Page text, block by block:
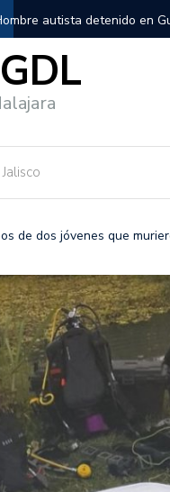
gigantes recorrerán
Jalisco
de dos jóvenes que